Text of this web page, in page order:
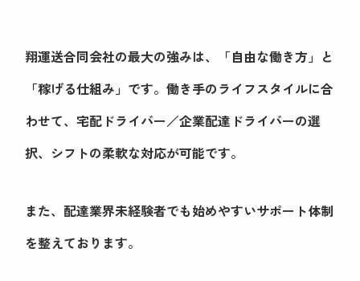
翔運送合同会社の最大の強みは、「自由な働き方」と
「稼げる仕組み」です。働き手のライフスタイルに合
わせて、宅配ドライバー／企業配達ドライバーの選
択、シフトの柔軟な対応が可能です。
また、配達業界未経験者でも始めやすいサポート体制
を整えております。